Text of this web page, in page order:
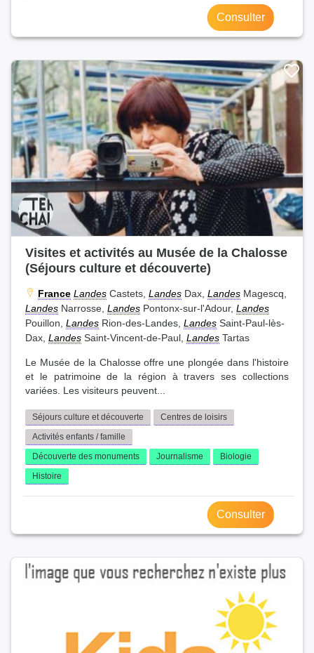
Consulter
Visites et activités au Musée de la Chalosse
(Séjours culture et découverte)
France Landes Castets, Landes Dax, Landes Magescq,
Landes Narrosse, Landes Pontonx-sur-l'Adour, Landes
Pouillon, Landes Rion-des-Landes, Landes Saint-Paul-lès-
Dax, Landes Saint-Vincent-de-Paul, Landes Tartas
Le Musée de la Chalosse offre une plongée dans l'histoire
et le patrimoine de la région à travers ses collections
variées. Les visiteurs peuvent...
Séjours culture et découverte
Centres de loisirs
Activités enfants / famille
Découverte des monuments
Journalisme
Biologie
Histoire
Consulter